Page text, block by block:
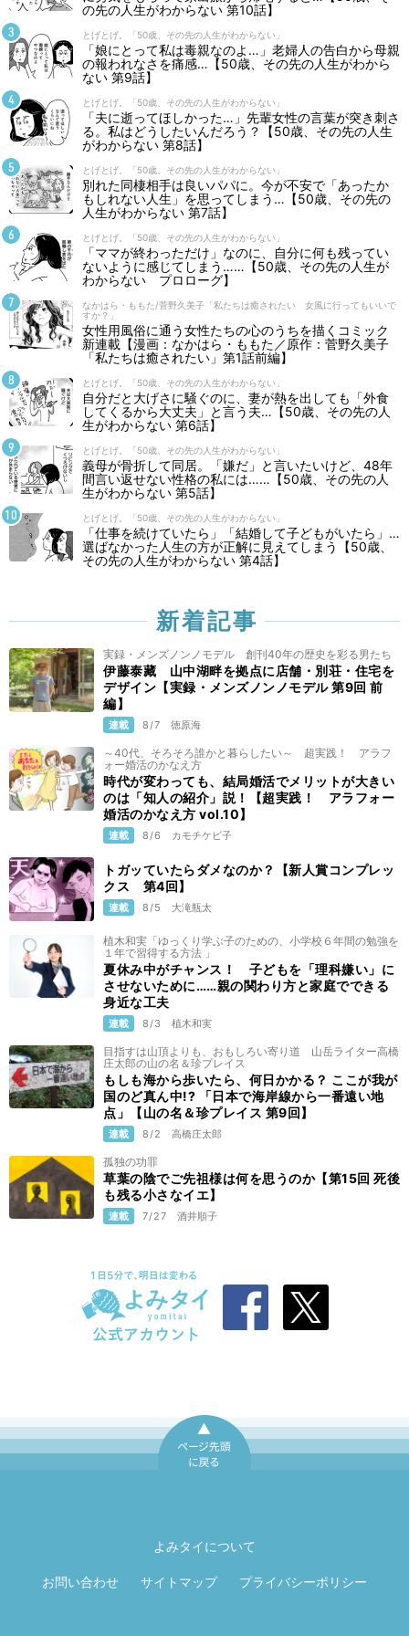
の先の人生がわからない 第10話】
とげとげ。「50歳、その先の人生がわからない」
「娘にとって私は毒親なのよ…」老婦人の告白から母親
の報われなさを痛感…【50歳、その先の人生がわから
ない 第9話】
とげとげ。「50歳、その先の人生がわからない」
「夫に逝ってほしかった…」先輩女性の言葉が突き刺さ
る。私はどうしたいんだろう？【50歳、その先の人生
がわからない 第8話】
とげとげ。「50歳、その先の人生がわからない」
別れた同棲相手は良いパパに。今が不安で「あったか
もしれない人生」を思ってしまう…【50歳、その先の
人生がわからない 第7話】
とげとげ。「50歳、その先の人生がわからない」
「ママが終わっただけ」なのに、自分に何も残ってい
ないように感じてしまう……【50歳、その先の人生が
わからない プロローグ】
なかはら・ももた/菅野久美子「私たちは癒されたい 女風に行ってもいいで
すか？」
女性用風俗に通う女性たちの心のうちを描くコミック
新連載【漫画：なかはら・ももた／原作：菅野久美子
「私たちは癒されたい」第1話前編】
とげとげ。「50歳、その先の人生がわからない」
自分だと大げさに騒ぐのに、妻が熱を出しても「外食
してくるから大丈夫」と言う夫…【50歳、その先の人
生がわからない 第6話】
とげとげ。「50歳、その先の人生がわからない」
義母が骨折して同居。「嫌だ」と言いたいけど、48年
間言い返せない性格の私には……【50歳、その先の人
生がわからない 第5話】
とげとげ。「50歳、その先の人生がわからない」
「仕事を続けていたら」「結婚して子どもがいたら」…
選ばなかった人生の方が正解に見えてしまう【50歳、
その先の人生がわからない 第4話】
新着記事
実録・メンズノンノモデル 創刊40年の歴史を彩る男たち
伊藤泰藏 山中湖畔を拠点に店舗・別荘・住宅を
デザイン【実録・メンズノンノモデル 第9回 前
編】
連載 8/7 徳原海
～40代、そろそろ誰かと暮らしたい～ 超実践！ アラフ
ォー婚活のかなえ方
時代が変わっても、結局婚活でメリットが大きい
のは「知人の紹介」説！【超実践！ アラフォー
婚活のかなえ方 vol.10】
連載 8/6 カモチケビ子
トガッていたらダメなのか？【新人賞コンプレッ
クス 第4回】
連載 8/5 大滝瓶太
植木和実「ゆっくり学ぶ子のための、小学校６年間の勉強を
１年で習得する方法 」
夏休み中がチャンス！ 子どもを「理科嫌い」に
させないために……親の関わり方と家庭でできる
身近な工夫
連載 8/3 植木和実
目指すは山頂よりも、おもしろい寄り道 山岳ライター高橋
庄太郎の山の名＆珍プレイス
もしも海から歩いたら、何日かかる？ ここが我が
国のど真ん中!? 「日本で海岸線から一番遠い地
点」【山の名＆珍プレイス 第9回】
連載 8/2 高橋庄太郎
孤独の功罪
草葉の陰でご先祖様は何を思うのか【第15回 死後
も残る小さなイエ】
連載 7/27 酒井順子
よみタイについて
お問い合わせ サイトマップ プライバシーポリシー